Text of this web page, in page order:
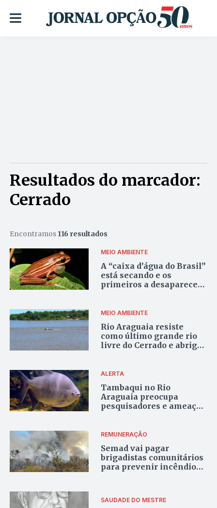
Resultados do marcador:
Cerrado
Encontramos 116 resultados
MEIO AMBIENTE
A “caixa d’água do Brasil”
está secando e os
primeiros a desaparecer
MEIO AMBIENTE
Rio Araguaia resiste
como último grande rio
livre do Cerrado e abriga
espécies)
ALERTA
Tambaqui no Rio
Araguaia preocupa
pesquisadores e ameaça
REMUNERAÇÃO
Semad vai pagar
brigadistas comunitários
para prevenir incêndios
SAUDADE DO MESTRE